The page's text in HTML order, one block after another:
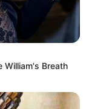
William's Breath